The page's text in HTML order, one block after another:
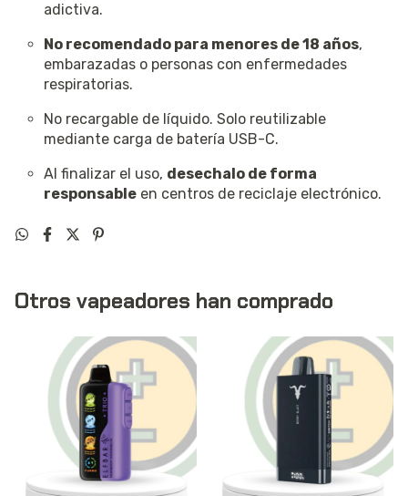
adictiva.
No recomendado para menores de 18 años,
embarazadas o personas con enfermedades
respiratorias.
No recargable de líquido. Solo reutilizable
mediante carga de batería USB-C.
Al finalizar el uso, desechalo de forma
responsable en centros de reciclaje electrónico.
Otros vapeadores han comprado